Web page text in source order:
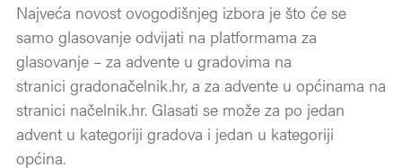
Najveća novost ovogodišnjeg izbora je što će se
samo glasovanje odvijati na platformama za
glasovanje – za advente u gradovima na
stranici gradonačelnik.hr, a za advente u općinama na
stranici načelnik.hr. Glasati se može za po jedan
advent u kategoriji gradova i jedan u kategoriji
općina.